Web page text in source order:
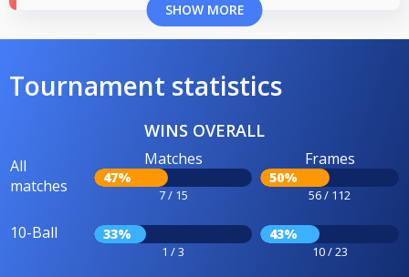
SHOW MORE
Tournament statistics
WINS OVERALL
All
matches
Matches
47%
7 / 15
Frames
50%
56 / 112
10-Ball 33%
1 / 3
43%
10 / 23